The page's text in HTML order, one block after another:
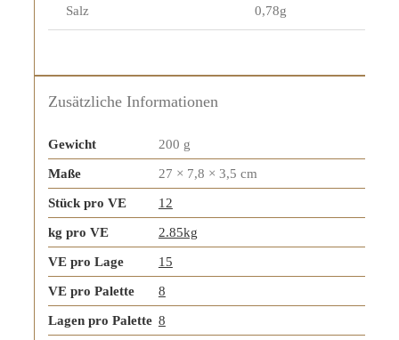
Salz 0,78g
Zusätzliche Informationen
Gewicht 200 g
Maße 27 × 7,8 × 3,5 cm
Stück pro VE 12
kg pro VE 2.85kg
VE pro Lage 15
VE pro Palette 8
Lagen pro Palette 8